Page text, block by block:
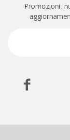
Promozioni,